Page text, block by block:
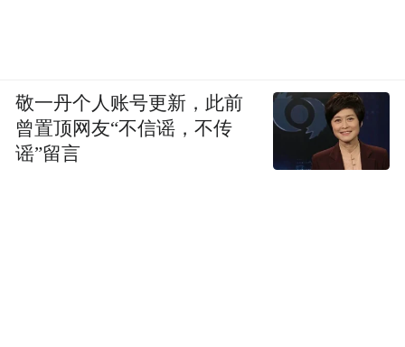
敬一丹个人账号更新，此前
曾置顶网友“不信谣，不传
谣”留言